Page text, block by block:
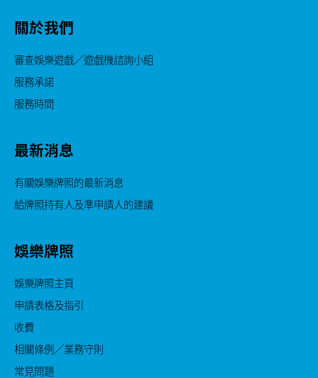
關於我們
審查娛樂遊戲／遊戲機諮詢小組
服務承諾
服務時間
最新消息
有關娛樂牌照的最新消息
給牌照持有人及準申請人的建議
娛樂牌照
娛樂牌照主頁
申請表格及指引
收費
相關條例／業務守則
常見問題